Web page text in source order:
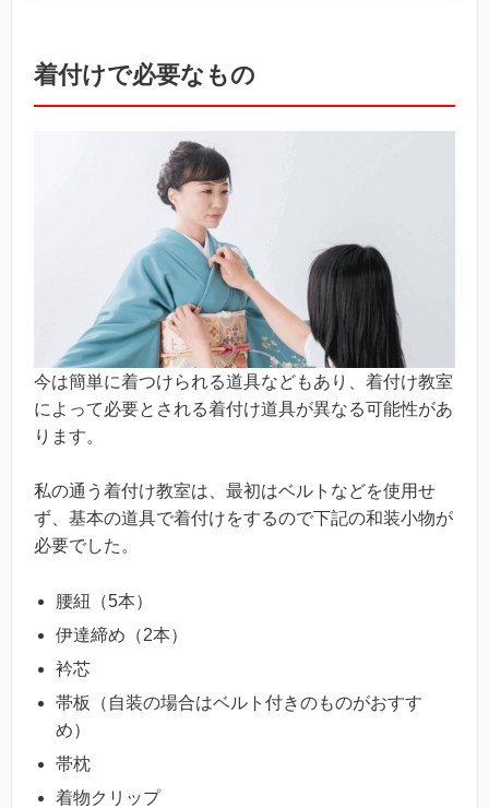
着付けで必要なもの
今は簡単に着つけられる道具などもあり、着付け教室
によって必要とされる着付け道具が異なる可能性があ
ります。
私の通う着付け教室は、最初はベルトなどを使用せ
ず、基本の道具で着付けをするので下記の和装小物が
必要でした。
腰紐（5本）
伊達締め（2本）
衿芯
帯板（自装の場合はベルト付きのものがおすす
め）
帯枕
着物クリップ